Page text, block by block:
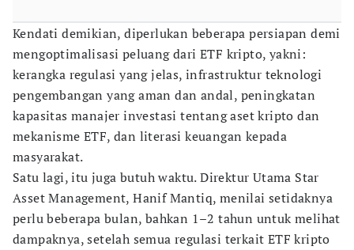
Kendati demikian, diperlukan beberapa persiapan demi
mengoptimalisasi peluang dari ETF kripto, yakni:
kerangka regulasi yang jelas, infrastruktur teknologi
pengembangan yang aman dan andal, peningkatan
kapasitas manajer investasi tentang aset kripto dan
mekanisme ETF, dan literasi keuangan kepada
masyarakat.
Satu lagi, itu juga butuh waktu. Direktur Utama Star
Asset Management, Hanif Mantiq, menilai setidaknya
perlu beberapa bulan, bahkan 1–2 tahun untuk melihat
dampaknya, setelah semua regulasi terkait ETF kripto